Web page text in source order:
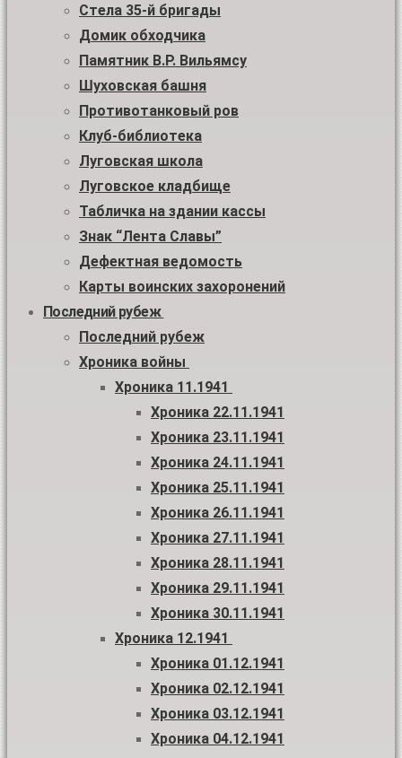
Стела 35-й бригады
Домик обходчика
Памятник В.Р. Вильямсу
Шуховская башня
Противотанковый ров
Клуб-библиотека
Луговская школа
Луговское кладбище
Табличка на здании кассы
Знак “Лента Славы”
Дефектная ведомость
Карты воинских захоронений
Последний рубеж
Последний рубеж
Хроника войны
Хроника 11.1941
Хроника 22.11.1941
Хроника 23.11.1941
Хроника 24.11.1941
Хроника 25.11.1941
Хроника 26.11.1941
Хроника 27.11.1941
Хроника 28.11.1941
Хроника 29.11.1941
Хроника 30.11.1941
Хроника 12.1941
Хроника 01.12.1941
Хроника 02.12.1941
Хроника 03.12.1941
Хроника 04.12.1941